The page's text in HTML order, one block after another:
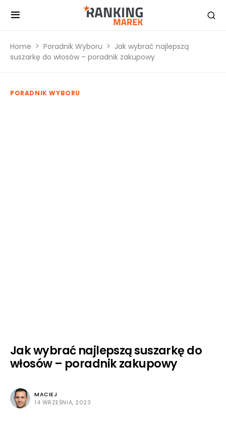
Home Poradnik Wyboru
Jak wybrać najlepszą
suszarkę do włosów – poradnik zakupowy
PORADNIK WYBORU
Jak wybrać najlepszą suszarkę do
włosów – poradnik zakupowy
MACIEJ
14 WRZEŚNIA, 2023